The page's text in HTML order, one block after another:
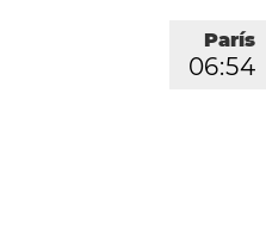
París
06:54